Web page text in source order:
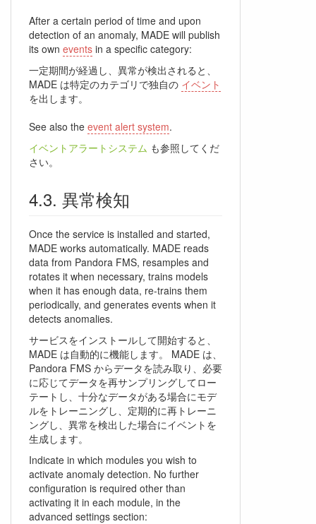
After a certain period of time and upon
detection of an anomaly, MADE will publish
its own events in a specific category:
一定期間が経過し、異常が検出されると、
MADE は特定のカテゴリで独自の イベント
を出します。
See also the event alert system.
イベントアラートシステム も参照してくだ
さい。
異常検知
Once the service is installed and started,
MADE works automatically. MADE reads
data from Pandora FMS, resamples and
rotates it when necessary, trains models
when it has enough data, re-trains them
periodically, and generates events when it
detects anomalies.
サービスをインストールして開始すると、
MADE は自動的に機能します。 MADE は、
Pandora FMS からデータを読み取り、必要
に応じてデータを再サンプリングしてロー
テートし、十分なデータがある場合にモデ
ルをトレーニングし、定期的に再トレーニ
ングし、異常を検出した場合にイベントを
生成します。
Indicate in which modules you wish to
activate anomaly detection. No further
configuration is required other than
activating it in each module, in the
advanced settings section: